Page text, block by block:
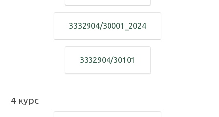
3332904/30001_2024
3332904/30101
4 курс